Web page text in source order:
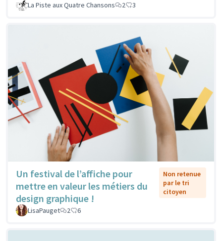
La Piste aux Quatre Chansons 2 3
Un festival de l’affiche pour
mettre en valeur les métiers du
design graphique !
Non retenue
par le tri
citoyen
LisaPauget 2 6